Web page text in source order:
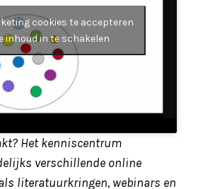
cookies te accepteren
inhoud in te schakelen
Het kenniscentrum
verschillende online
literatuurkringen, webinars en